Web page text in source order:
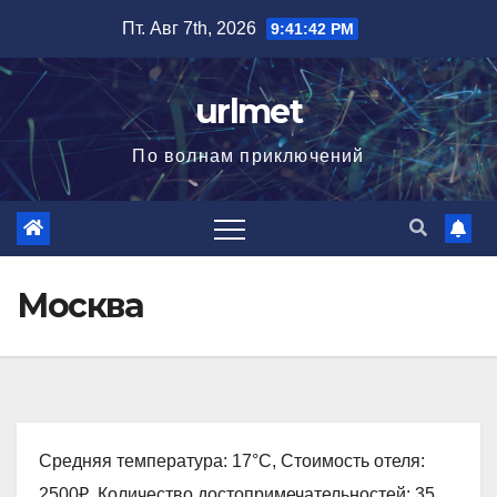
содержимому
Пт. Авг 7th, 2026 9:41:43 PM
urlmet
По волнам приключений
Москва
Средняя температура: 17°C, Стоимость отеля: